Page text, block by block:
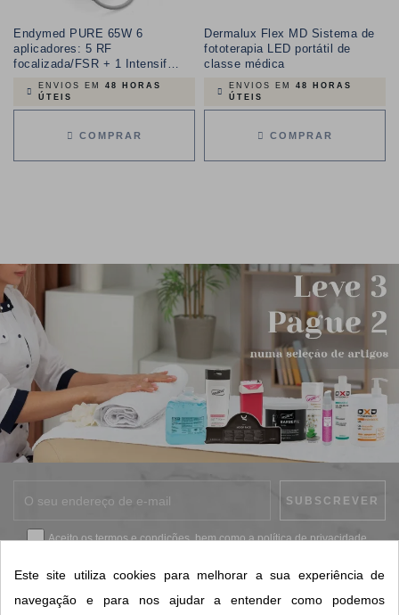
Endymed PURE 65W 6
aplicadores: 5 RF
focalizada/FSR + 1 Intensif
3,5mmENVIOS EM 48 HORAS
ÚTEIS
COMPRAR
Dermalux Flex MD Sistema de
fototerapia LED portátil de
classe médica
ENVIOS EM 48 HORAS
ÚTEIS
COMPRAR
Aceito ostermos e condições, bem como apolítica de privacidade.
Este site utiliza cookies para melhorar a sua experiência de
navegação e para nos ajudar a entender como podemos